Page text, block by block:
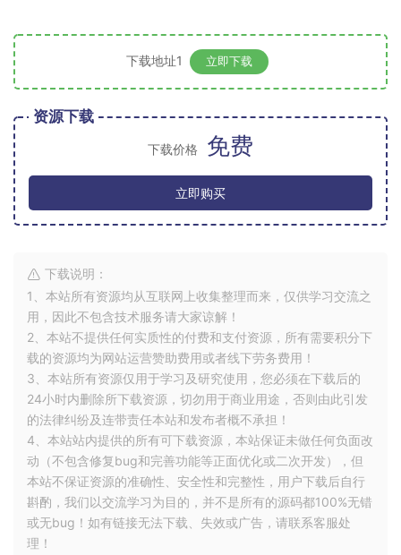
下载地址1 立即下载
资源下载
下载价格 免费
立即购买
下载说明：
1、本站所有资源均从互联网上收集整理而来，仅供学习交流之
用，因此不包含技术服务请大家谅解！
2、本站不提供任何实质性的付费和支付资源，所有需要积分下
载的资源均为网站运营赞助费用或者线下劳务费用！
3、本站所有资源仅用于学习及研究使用，您必须在下载后的
24小时内删除所下载资源，切勿用于商业用途，否则由此引发
的法律纠纷及连带责任本站和发布者概不承担！
4、本站站内提供的所有可下载资源，本站保证未做任何负面改
动（不包含修复bug和完善功能等正面优化或二次开发），但
本站不保证资源的准确性、安全性和完整性，用户下载后自行
斟酌，我们以交流学习为目的，并不是所有的源码都100%无错
或无bug！如有链接无法下载、失效或广告，请联系客服处
理！